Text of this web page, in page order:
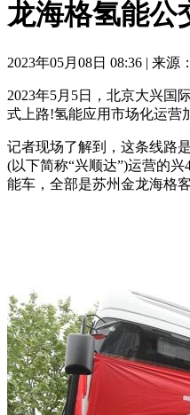
龙海格氢能公
2023年05月08日 08:36 | 来源
2023年5月5日，北京大兴国
式上路!氢能应用市场化运营
记者现场了解到，这条线路
(以下简称“兴顺达”)运营的
能车，全部是苏州金龙海格